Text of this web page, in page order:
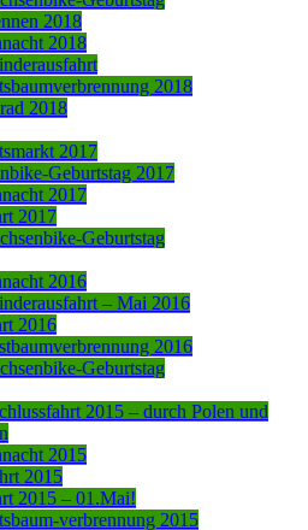
2018
2018
2018
2018
2017
Geburtstag 2017
2017
2017
Geburtstag
2016
– Mai 2016
2016
2016
Geburtstag
2015 – durch Polen und
2015
2015
2015 – 01.Mai!
verbrennung 2015